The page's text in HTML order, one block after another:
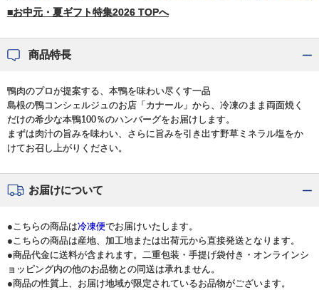
■お中元・夏ギフト特集2026 TOPへ
商品特長
鴨肉のプロが提案する、本鴨を味わい尽くす一品
島根の鴨コンシェルジュのお店「カナール」から、冷凍のまま両面焼く
だけの希少な本鴨100％のハンバーグをお届けします。
まずは肉汁の旨みを味わい、さらに旨みを引き出す野草ミネラル塩をか
けてお召し上がりください。
お届けについて
●こちらの商品は冷凍便でお届けいたします。
●こちらの商品は産地、加工地または出荷元から直接発送となります。
●商品代金に送料が含まれます。二重包装・手提げ袋付き・オンラインシ
ョッピング内の他のお品物との同送は承れません。
●商品の性質上、お届け地域が限定されているお品物がございます。